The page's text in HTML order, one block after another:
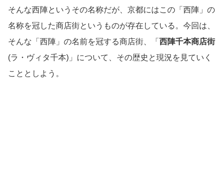
そんな西陣というその名称だが、京都にはこの「西陣」の
名称を冠した商店街というものが存在している。今回は、
そんな「西陣」の名前を冠する商店街、「 西陣千本商店街
(ラ・ヴィタ千本)」について、その歴史と現況を見ていく
こととしよう。